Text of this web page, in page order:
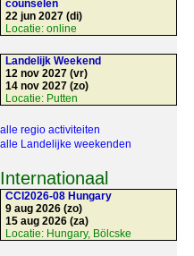
counselen
22 jun 2027 (di)
Locatie: online
Landelijk Weekend
12 nov 2027 (vr)
14 nov 2027 (zo)
Locatie: Putten
alle regio activiteiten
alle Landelijke weekenden
Internationaal
CCI2026-08 Hungary
9 aug 2026 (zo)
15 aug 2026 (za)
Locatie: Hungary, Bölcske